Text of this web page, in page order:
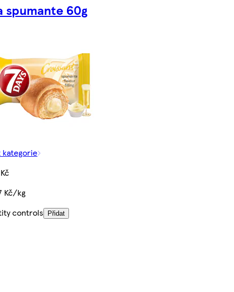
spumante 60g
kategorie
Kč/kg
controls
Přidat